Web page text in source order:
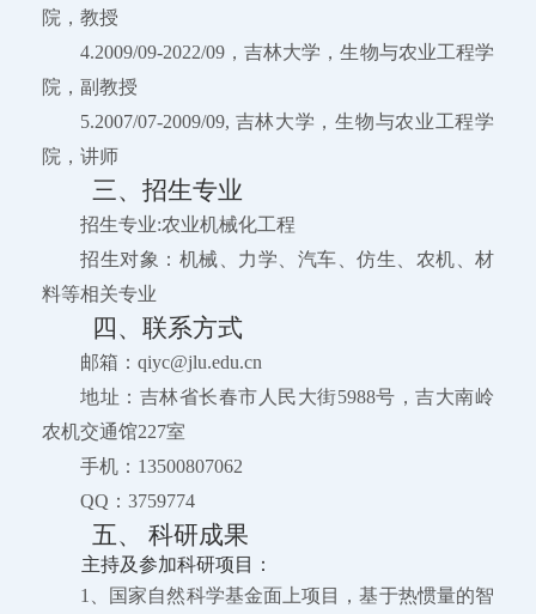
院，教授
4.2009/09-2022/09，吉林大学，生物与农业工程学
院，副教授
5.2007/07-2009/09, 吉林大学，生物与农业工程学
院，讲师
三、招生专业
招生专业:农业机械化工程
招生对象：机械、力学、汽车、仿生、农机、材
料等相关专业
四、联系方式
邮箱：qiyc@jlu.edu.cn
地址：吉林省长春市人民大街5988号，吉大南岭
农机交通馆227室
手机：13500807062
QQ：3759774
五、 科研成果
主持及参加科研项目：
1、国家自然科学基金面上项目，基于热惯量的智